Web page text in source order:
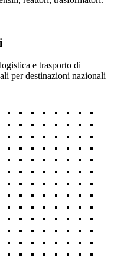
e trasporto di
per destinazioni nazionali